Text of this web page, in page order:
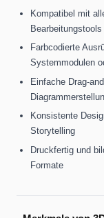
Kompatibel mit
Bearbeitungstools
Farbcodierte
Systemmodulen
Einfache Drag-
Konsistente
Storytelling
Druckfertig und
Formate